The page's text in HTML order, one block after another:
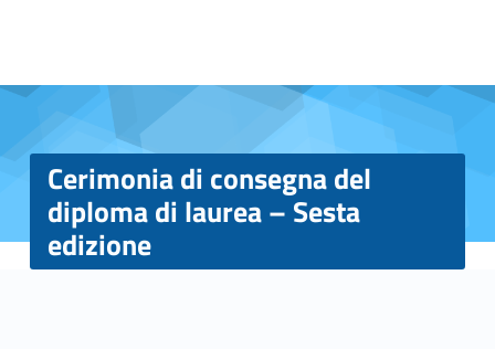
Cerimonia di consegna del
diploma di laurea – Sesta
edizione